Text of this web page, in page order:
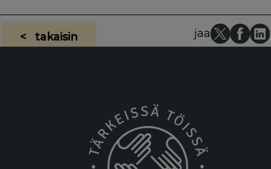
< takaisin jaa